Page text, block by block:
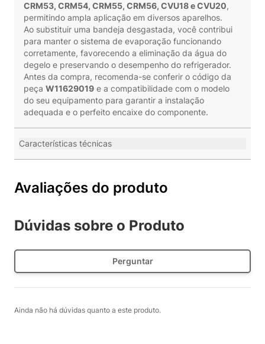
CRM53, CRM54, CRM55, CRM56, CVU18 e CVU20,
permitindo ampla aplicação em diversos aparelhos.
Ao substituir uma bandeja desgastada, você contribui
para manter o sistema de evaporação funcionando
corretamente, favorecendo a eliminação da água do
degelo e preservando o desempenho do refrigerador.
Antes da compra, recomenda-se conferir o código da
peça W11629019 e a compatibilidade com o modelo
do seu equipamento para garantir a instalação
adequada e o perfeito encaixe do componente.
Características técnicas
Avaliações do produto
Dúvidas sobre o Produto
Perguntar
Ainda não há dúvidas quanto a este produto.